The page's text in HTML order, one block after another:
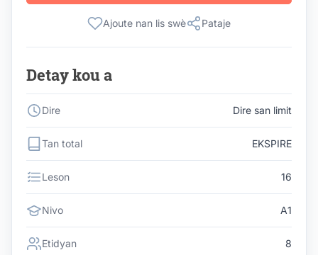
Ajoute nan lis swè Pataje
Detay kou a
Dire Dire san limit
Tan total EKSPIRE
Leson 16
Nivo A1
Etidyan 8